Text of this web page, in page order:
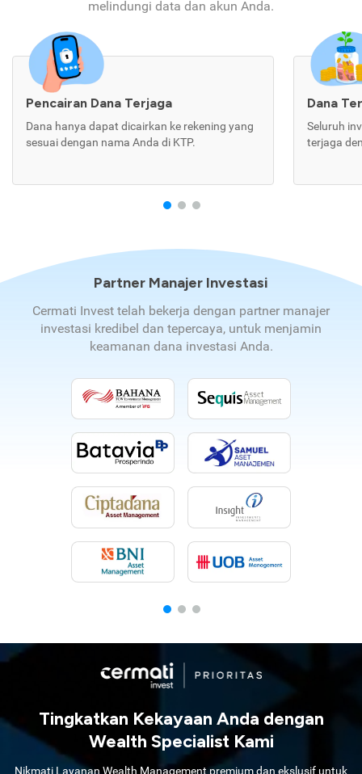
melindungi data dan akun Anda.
Pencairan Dana Terjaga
Dana hanya dapat dicairkan ke rekening yang
sesuai dengan nama Anda di KTP.
Dana
Seluruh
terjaga
Partner Manajer Investasi
Cermati Invest telah bekerja dengan partner manajer
investasi kredibel dan tepercaya, untuk menjamin
keamanan dana investasi Anda.
Tingkatkan Kekayaan Anda dengan
Wealth Specialist Kami
Nikmati Layanan Wealth Management premium dan ekslusif untuk